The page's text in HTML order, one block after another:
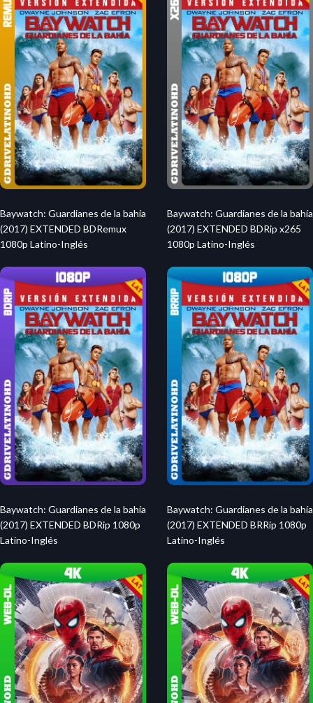
Baywatch: Guardianes de la bahía
(2017) EXTENDED BDRemux
1080p Latino-Inglés
Baywatch: Guardianes de la bahía
(2017) EXTENDED BDRip x265
1080p Latino-Inglés
Baywatch: Guardianes de la bahía
(2017) EXTENDED BDRip 1080p
Latino-Inglés
Baywatch: Guardianes de la bahía
(2017) EXTENDED BRRip 1080p
Latino-Inglés